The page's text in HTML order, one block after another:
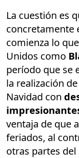
La cuestión es
concretamente
comienza lo
Unidos como
período que se
la realización
Navidad con
ventaja de que
feriados, al
otras partes